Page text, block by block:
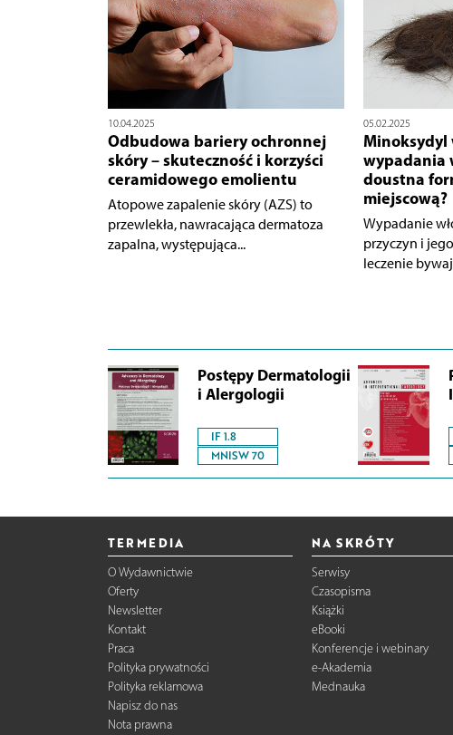
10.04.2025
Odbudowa bariery ochronnej
skóry – skuteczność i korzyści
ceramidowego emolientu
Atopowe zapalenie skóry (AZS) to
przewlekła, nawracająca dermatoza
zapalna, występująca...
05.02.2025
Minoksydyl
wypadania
doustna
miejscową?
Wypadanie
przyczyn i
leczenie
Postępy Dermatologii
i Alergologii
IF 1.8
MNISW 70
TERMEDIA
O Wydawnictwie
Oferty
Newsletter
Kontakt
Praca
Polityka prywatności
Polityka reklamowa
Napisz do nas
Nota prawna
NA SKRÓTY
Serwisy
Czasopisma
Książki
eBooki
Konferencje i webinary
e-Akademia
Mednauka